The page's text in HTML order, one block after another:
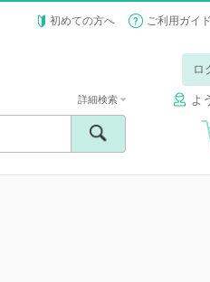
初めての方へ ご利用ガイド
ロ
よ
詳細検索